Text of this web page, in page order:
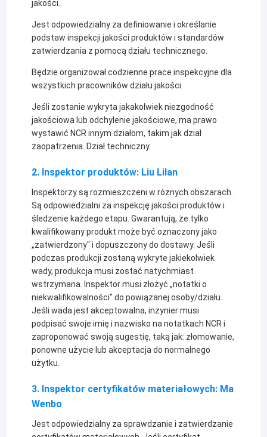
Strona główna
Produkty
Filmy
Odpowiedzialność personelu działu
jakości
1. Kierownik ds. kontroli jakości: Qin Shaofei
Jest odpowiedzialny za wszystkie działania
Będzie komunikował się z innymi działami i działem
jakości.
Jest odpowiedzialny za definiowanie i określanie
zatwierdzania z pomocą działu technicznego.
Będzie organizował codzienne prace inspekcyjne dla
wszystkich pracowników działu jakości.
Jeśli zostanie wykryta jakakolwiek niezgodność
jakościowa lub odchylenie jakościowe, ma prawo
wystawić NCR innym działom, takim jak dział
zaopatrzenia. Dział techniczny.
2. Inspektor produktów: Liu Lilan
Inspektorzy są rozmieszczeni w różnych obszarach.
Są odpowiedzialni za inspekcję jakości produktów i
śledzenie każdego etapu. Gwarantują, że tylko
kwalifikowany produkt może być oznaczony jako
„zatwierdzony" i dopuszczony do dostawy. Jeśli
wady, produkcja musi zostać natychmiast
wstrzymana. Inspektor musi złożyć „notatki o
niekwalifikowalności" do powiązanej osoby/działu.
Jeśli wada jest akceptowalna, inżynier musi
filtra
membranowego,